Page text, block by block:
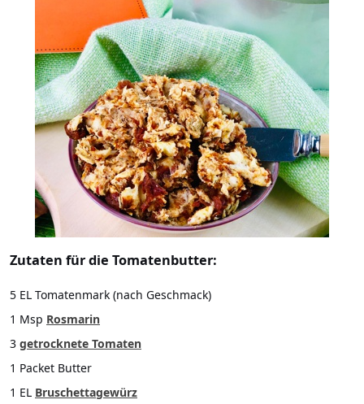
Zutaten für die Tomatenbutter:
5 EL Tomatenmark (nach Geschmack)
1 Msp Rosmarin
3 getrocknete Tomaten
1 Packet Butter
1 EL Bruschettagewürz